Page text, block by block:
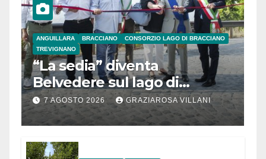
ANGUILLARA BRACCIANO
CONSORZIO LAGO DI BRACCIANO
TREVIGNANO
“La sedia” diventa
Belvedere sul lago di
Bracciano: ieri
l’inaugurazione
7 AGOSTO 2026 GRAZIAROSA VILLANI